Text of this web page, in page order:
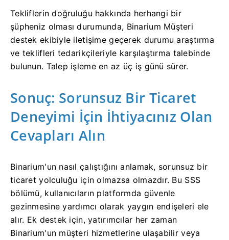
Tekliflerin doğruluğu hakkında herhangi bir
şüpheniz olması durumunda, Binarium Müşteri
destek ekibiyle iletişime geçerek durumu araştırma
ve teklifleri tedarikçileriyle karşılaştırma talebinde
bulunun. Talep işleme en az üç iş günü sürer.
Sonuç: Sorunsuz Bir Ticaret
Deneyimi İçin İhtiyacınız Olan
Cevapları Alın
Binarium'un nasıl çalıştığını anlamak, sorunsuz bir
ticaret yolculuğu için olmazsa olmazdır. Bu SSS
bölümü, kullanıcıların platformda güvenle
gezinmesine yardımcı olarak yaygın endişeleri ele
alır. Ek destek için, yatırımcılar her zaman
Binarium'un müşteri hizmetlerine ulaşabilir veya